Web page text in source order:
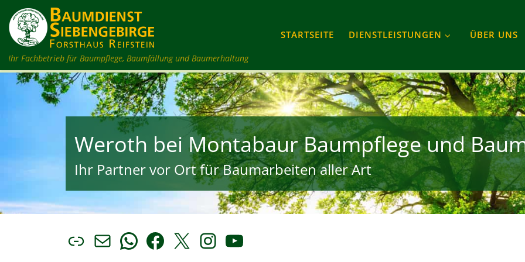
Zum Inhalt springen
Ihr Fachbetrieb für Baumpflege, Baumfällung und Baumerhaltung
STARTSEITE DIENSTLEISTUNGEN ÜBER UNS
Weroth bei Montabaur Baumpflege und
Ihr Partner vor Ort für Baumarbeiten aller Art
LinkE-Mail
WhatsApp
Facebook
X Instagram
YouTube